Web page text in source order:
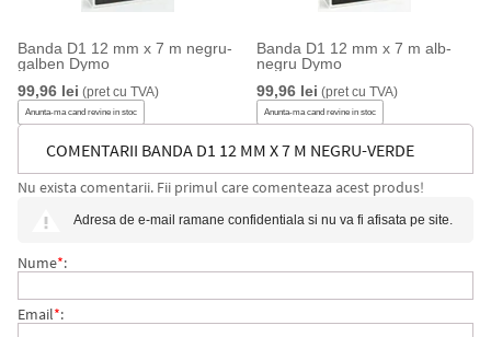
Banda D1 12 mm x 7 m negru-
galben Dymo
99,96 lei (pret cu TVA)
Anunta-ma cand revine in stoc
Banda D1 12 mm x 7 m alb-
negru Dymo
99,96 lei (pret cu TVA)
Anunta-ma cand revine in stoc
COMENTARII BANDA D1 12 MM X 7 M NEGRU-VERDE
Nu exista comentarii. Fii primul care comenteaza acest produs!
Adresa de e-mail ramane confidentiala si nu va fi afisata pe site.
Nume*:
Email*: